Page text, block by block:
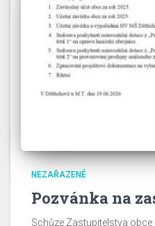
NEZAŘAZENÉ
Pozvánka na
Schůze Zastupitelstva